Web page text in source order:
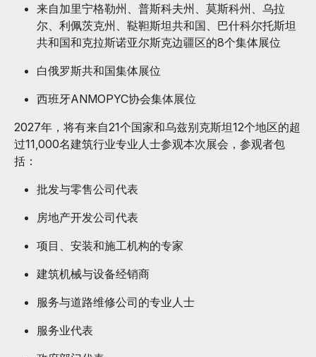
来自加里宁格勒州、普斯科夫州、莫斯科州、乌拉
尔、利佩茨克州、鞑靼斯坦共和国、巴什科尔托斯坦
共和国和克拉斯诺亚尔斯克边疆区的8个集体展位
白俄罗斯共和国集体展位
西班牙ANMOPYC协会集体展位
2027年，将有来自21个国家和乌兹别克斯坦12个地区的超
过11,000名建筑行业专业人士参观本次展会，参观者包
括：
批发与零售公司代表
房地产开发公司代表
项目、安装和施工机构的专家
建筑机械与设备经销商
服务与道路维修公司的专业人士
服务业代表